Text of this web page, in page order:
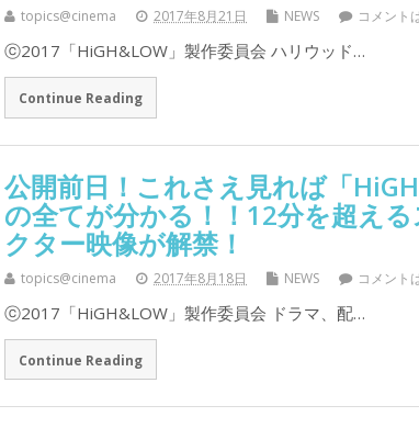
topics@cinema 2017年8月21日 NEWS コメント
ⓒ2017「HiGH&LOW」製作委員会 ハリウッド…
Continue Reading
公開前日！これさえ見れば「
の全てが分かる！！12分を超え
クター映像が解禁！
topics@cinema 2017年8月18日 NEWS コメント
ⓒ2017「HiGH&LOW」製作委員会 ドラマ、配…
Continue Reading